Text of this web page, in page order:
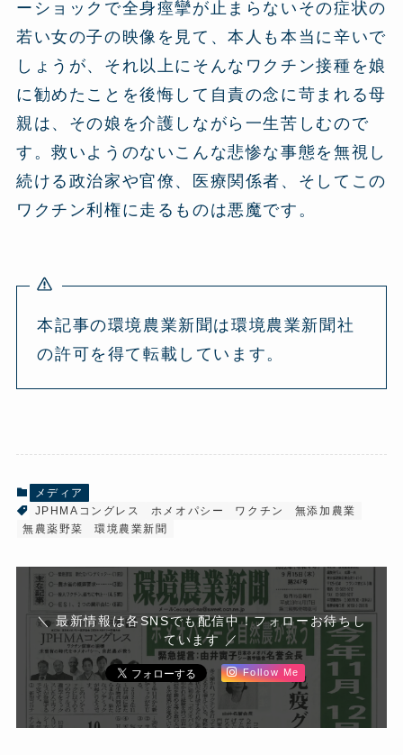
ーショックで全身痙攣が止まらないその症状の
若い女の子の映像を見て、本人も本当に辛いで
しょうが、それ以上にそんなワクチン接種を娘
に勧めたことを後悔して自責の念に苛まれる母
親は、その娘を介護しながら一生苦しむので
す。救いようのないこんな悲惨な事態を無視し
続ける政治家や官僚、医療関係者、そしてこの
ワクチン利権に走るものは悪魔です。
本記事の環境農業新聞は環境農業新聞社
の許可を得て転載しています。
メディア
JPHMAコングレス
ホメオパシー ワクチン
無添加農業
無農薬野菜
環境農業新聞
＼ 最新情報は各SNSでも配信中！フォローお待ちし
ています ／
Follow Me